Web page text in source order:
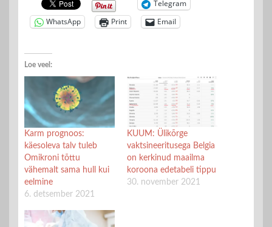
Telegram
WhatsApp
Print Email
Loe veel:
Karm prognoos:
käesoleva talv tuleb
Omikroni tõttu
vähemalt sama hull kui
eelmine
6. detsember 2021
KUUM: Ülikõrge
vaktsineeritusega Belgia
on kerkinud maailma
koroona edetabeli tippu
30. november 2021